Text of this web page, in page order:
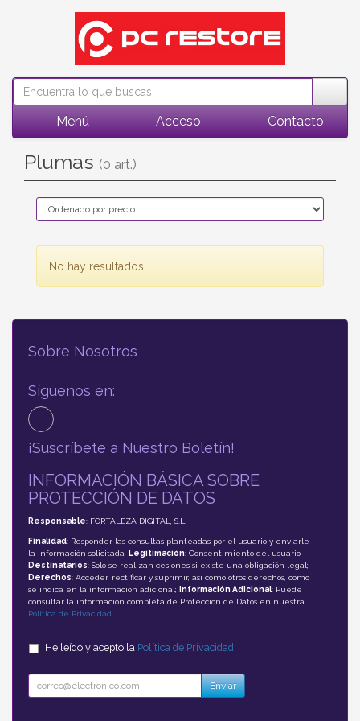
Menú Acceso Contacto
Plumas (0 art.)
No hay resultados.
Sobre Nosotros
Síguenos en:
¡Suscríbete a Nuestro Boletín!
INFORMACIÓN BÁSICA SOBRE
PROTECCIÓN DE DATOS
Responsable: FORTALEZA DIGITAL, S.L.
Finalidad: Responder las consultas planteadas por el usuario y enviarle
la información solicitada; Legitimación: Consentimiento del usuario;
Destinatarios: Solo se realizan cesiones si existe una obligación legal;
Derechos: Acceder, rectificar y suprimir, así como otros derechos, como
se indica en la información adicional;
Información Adicional: Puede
consultar la información completa de Protección de Datos en nuestra
Política de Privacidad
He leído y acepto la Política de Privacidad .
Enviar